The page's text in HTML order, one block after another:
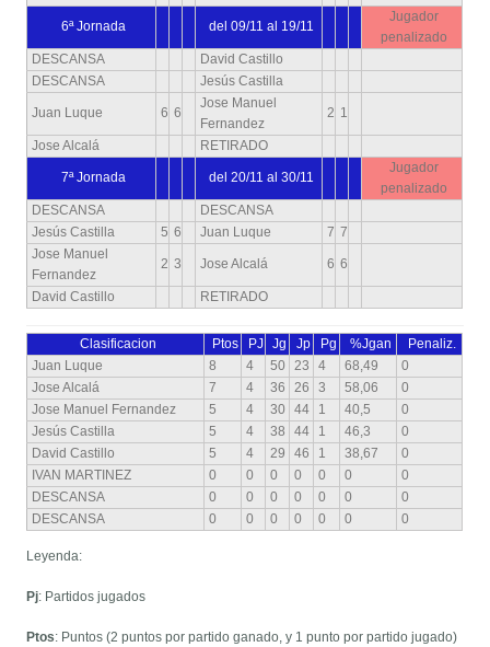
6ª Jornada del 09/11 al 19/11
Jugador
penalizado
DESCANSA
David Castillo
DESCANSA
Jesús Castilla
Juan Luque 6 6
Jose Manuel
Fernandez
2 1
Jose Alcalá RETIRADO
7ª Jornada del 20/11 al 30/11
Jugador
penalizado
DESCANSA
DESCANSA
Jesús Castilla
5 6 Juan Luque 7 7
Jose Manuel
Fernandez
2 3 Jose Alcalá 6 6
David Castillo RETIRADO
Clasificacion Ptos PJ Jg Jp Pg %Jgan
Penaliz.
Juan Luque
8 4 50 23 4 68,49
0
Jose Alcalá
7 4 36 26 3 58,06
0
Jose Manuel Fernandez
5 4 30 44 1 40,5
0
Jesús Castilla
5 4 38 44 1 46,3
0
David Castillo
5 4 29 46 1 38,67
0
IVAN MARTINEZ
0 0 0 0 0 0
0
DESCANSA
0 0 0 0 0 0
0
DESCANSA
0 0 0 0 0 0 0
Leyenda:
Pj: Partidos jugados
Ptos: Puntos (2 puntos por partido ganado, y 1 punto por partido jugado)